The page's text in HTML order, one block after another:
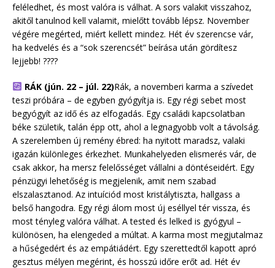
feléledhet, és most valóra is válhat. A sors valakit visszahoz,
akitől tanulnod kell valamit, mielőtt tovább lépsz. November
végére megérted, miért kellett mindez. Hét év szerencse vár,
ha kedvelés és a “sok szerencsét” beírása után gördítesz
lejjebb! ????
RÁK (jún. 22 – júl. 22)Rák, a novemberi karma a szívedet
teszi próbára – de egyben gyógyítja is. Egy régi sebet most
begyógyít az idő és az elfogadás. Egy családi kapcsolatban
béke születik, talán épp ott, ahol a legnagyobb volt a távolság.
A szerelemben új remény ébred: ha nyitott maradsz, valaki
igazán különleges érkezhet. Munkahelyeden elismerés vár, de
csak akkor, ha mersz felelősséget vállalni a döntéseidért. Egy
pénzügyi lehetőség is megjelenik, amit nem szabad
elszalasztanod. Az intuíciód most kristálytiszta, hallgass a
belső hangodra. Egy régi álom most új eséllyel tér vissza, és
most tényleg valóra válhat. A tested és lelked is gyógyul –
különösen, ha elengeded a múltat. A karma most megjutalmaz
a hűségedért és az empátiádért. Egy szerettedtől kapott apró
gesztus mélyen megérint, és hosszú időre erőt ad. Hét év